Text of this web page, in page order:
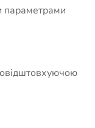
параметрами